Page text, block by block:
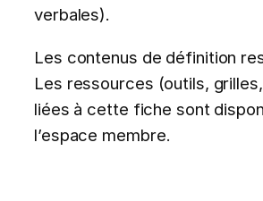
verbales).
Les contenus de définition
Les ressources (outils,
liées à cette fiche sont
l’espace membre.